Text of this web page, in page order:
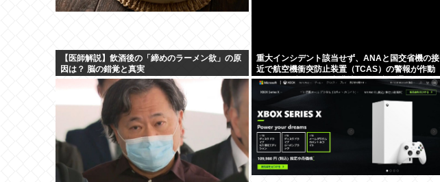
【医師解説】飲酒後の「締めのラーメン欲」の原
因は？ 脳の錯覚と真実
重大インシデント該当せず、ANAと国交省機の接
近で航空機衝突防止装置（TCAS）の警報が作動
したトラブル、羽田空港沖、全日空に通知